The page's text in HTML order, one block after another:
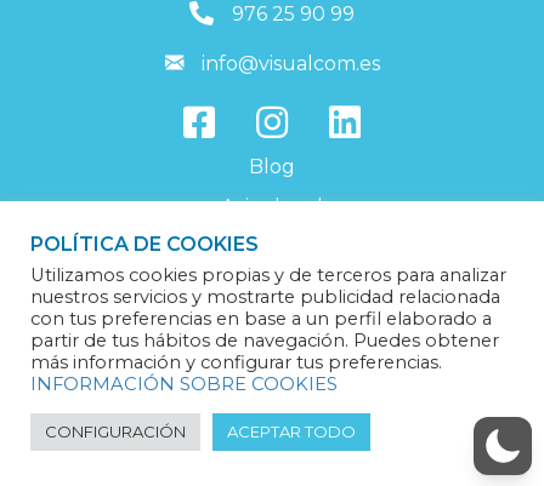
976259099
976 25 90 99
info@visualcom.es
info@visualcom.es
Blog
Aviso legal
Política de privacidad
Política de cookies
Trabaja con nosotros
© 2024 Visualcom Solutions | Servicios informáticos en Zaragoza
POLÍTICA DE COOKIES
Utilizamos cookies propias y de terceros para analizar
nuestros servicios y mostrarte publicidad relacionada
con tus preferencias en base a un perfil elaborado a
partir de tus hábitos de navegación. Puedes obtener
más información y configurar tus preferencias.
INFORMACIÓN SOBRE COOKIES
CONFIGURACIÓN ACEPTAR TODO